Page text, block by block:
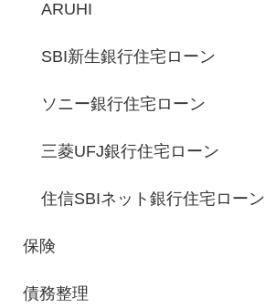
ARUHI
SBI新生銀行住宅ローン
ソニー銀行住宅ローン
三菱UFJ銀行住宅ローン
住信SBIネット銀行住宅ローン
保険
債務整理